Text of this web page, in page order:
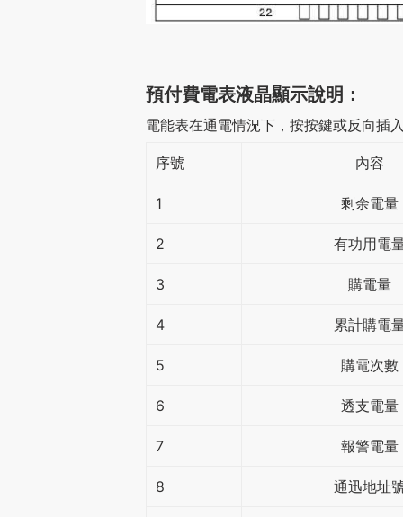
預付費電表液晶顯示說明：
電能表在通電情況下，按按鍵或反向插
序號 內容
1 剩余電量
2 有功用電
3 購電量
4 累計購電
5 購電次數
6 透支電量
7 報警電量
8 通迅地址